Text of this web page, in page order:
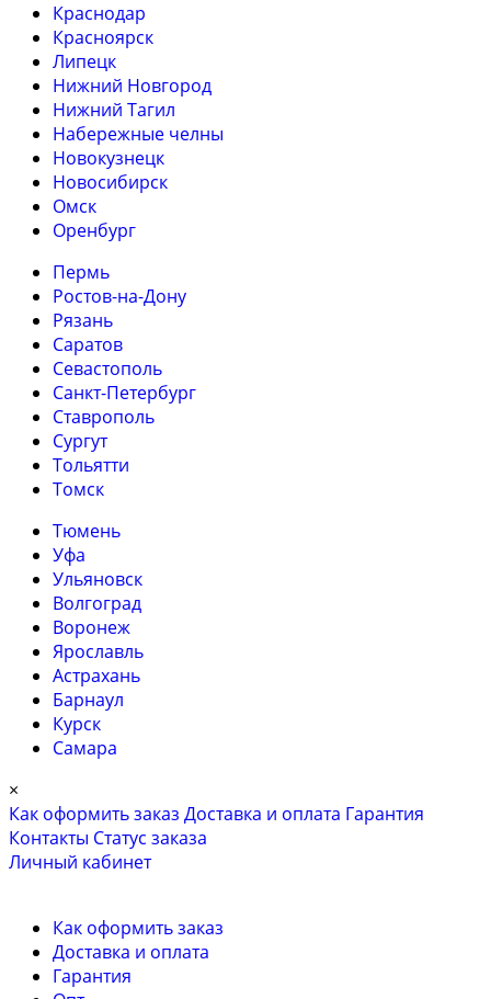
Краснодар
Красноярск
Липецк
Нижний Новгород
Нижний Тагил
Набережные челны
Новокузнецк
Новосибирск
Омск
Оренбург
Пермь
Ростов-на-Дону
Рязань
Саратов
Севастополь
Санкт-Петербург
Ставрополь
Сургут
Тольятти
Томск
Тюмень
Уфа
Ульяновск
Волгоград
Воронеж
Ярославль
Астрахань
Барнаул
Курск
Самара
×
Как оформить заказ Доставка и оплата Гарантия
Контакты Cтатус заказа
Личный кабинет
Как оформить заказ
Доставка и оплата
Гарантия